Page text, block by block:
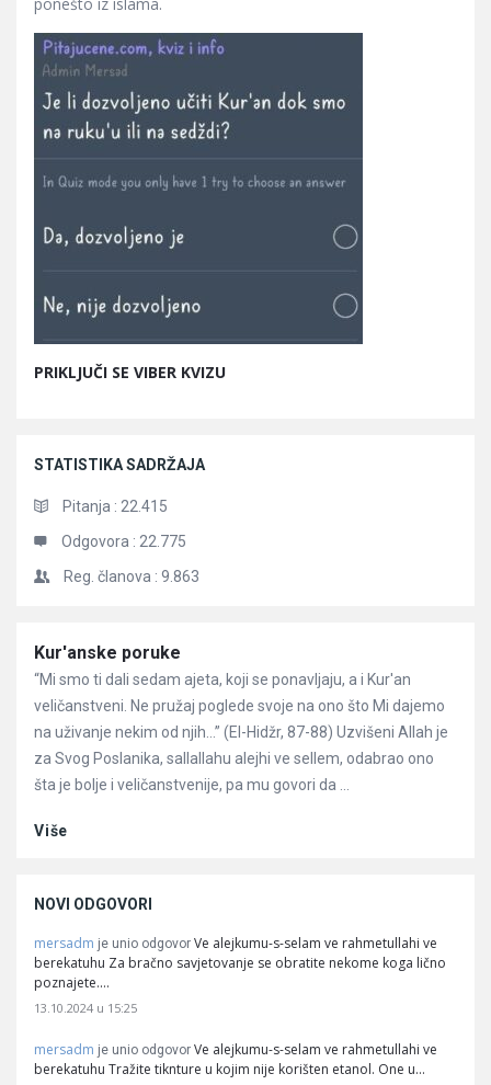
PRIKLJUČI SE VIBER KVIZU
STATISTIKA SADRŽAJA
Pitanja : 22.415
Odgovora : 22.775
Reg. članova : 9.863
Članci
Kur'anske poruke
“Mi smo ti dali sedam ajeta, koji se ponavljaju, a i Kur'an
veličanstveni. Ne pružaj poglede svoje na ono što Mi dajemo
na uživanje nekim od njih…” (El-Hidžr, 87-88) Uzvišeni Allah je
za Svog Poslanika, sallallahu alejhi ve sellem, odabrao ono
šta je bolje i veličanstvenije, pa mu govori da ...
Više
NOVI ODGOVORI
mersadm je unio odgovor Ve alejkumu-s-selam ve rahmetullahi ve
berekatuhu Za bračno savjetovanje se obratite nekome koga lično
poznajete.…
13.10.2024 u 15:25
mersadm je unio odgovor Ve alejkumu-s-selam ve rahmetullahi ve
berekatuhu Tražite tiknture u kojim nije korišten etanol. One u…